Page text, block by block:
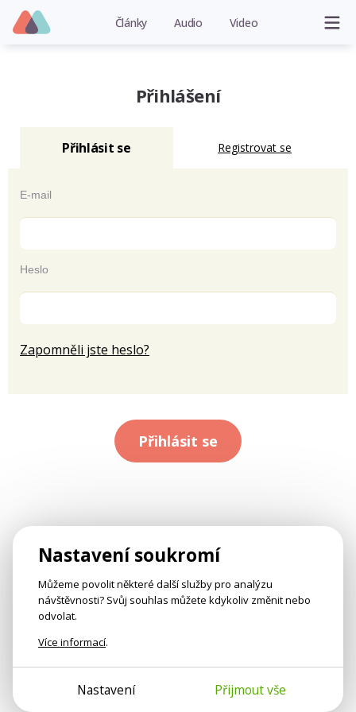
Články Audio Video
Přihlášení
Přihlásit se Registrovat se
E-mail
Heslo
Zapomněli jste heslo?
Přihlásit se
Nastavení soukromí
Můžeme povolit některé další služby pro analýzu
návštěvnosti? Svůj souhlas můžete kdykoliv změnit nebo
odvolat.
Více informací.
Nastavení Přijmout vše